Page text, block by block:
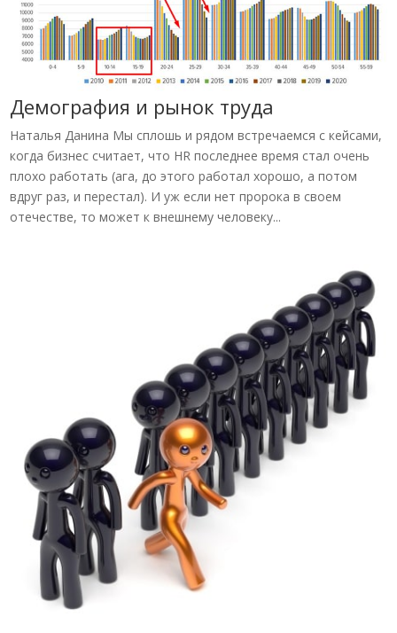
Демография и рынок труда
Наталья Данина Мы сплошь и рядом встречаемся с кейсами,
когда бизнес считает, что HR последнее время стал очень
плохо работать (ага, до этого работал хорошо, а потом
вдруг раз, и перестал). И уж если нет пророка в своем
отечестве, то может к внешнему человеку...